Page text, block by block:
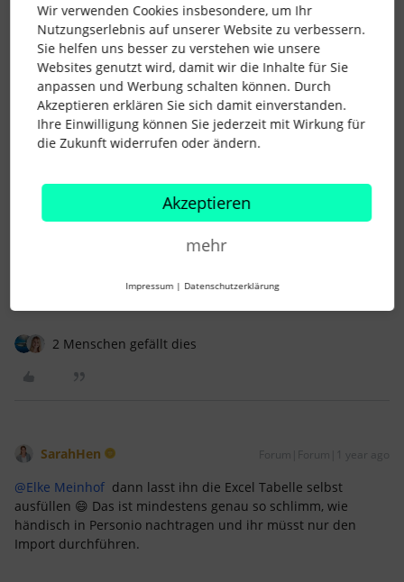
Gerne können wir uns auf LinkedIn vernetzten:
https://www.linkedin.com/in/hmk-personal-ds
2 Menschen gefällt dies
Elke Meinhof Forum|Forum|1 year ago
Aus erzieherischer Sicht soll er es natürlich selber machen.
2 Menschen gefällt dies
SarahHen Forum|Forum|1 year ago
@Elke Meinhof dann lasst ihn die Excel Tabelle selbst
ausfüllen 😄 Das ist mindestens genau so schlimm, wie
händisch in Personio nachtragen und ihr müsst nur den
Import durchführen.
Wir verwenden Cookies insbesondere, um Ihr
Nutzungserlebnis auf unserer Website zu verbessern.
Sie helfen uns besser zu verstehen wie unsere
Websites genutzt wird, damit wir die Inhalte für Sie
anpassen und Werbung schalten können. Durch
Akzeptieren erklären Sie sich damit einverstanden.
Ihre Einwilligung können Sie jederzeit mit Wirkung für
die Zukunft widerrufen oder ändern.
Akzeptieren
mehr
Impressum | Datenschutzerklärung